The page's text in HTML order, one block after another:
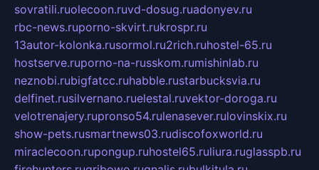
sovratili.ruolecoon.ruvd-dosug.ruadonyev.ru
rbc-news.ruporno-skvirt.rukrospr.ru
13autor-kolonka.rusormol.ru2rich.ruhostel-65.ru
hostserve.ruporno-na-russkom.rumishinlab.ru
neznobi.rubigfatcc.ruhabble.rustarbucksvia.ru
delfinet.rusilvernano.ruelestal.ruvektor-doroga.ru
velotrenajery.rupronso54.rulenasever.rulovinskix.ru
show-pets.rusmartnews03.rudiscofoxworld.ru
miraclecoon.rupongup.ruhostel65.ruliura.ruglasspb.ru